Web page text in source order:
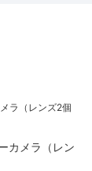
カメラ（レン